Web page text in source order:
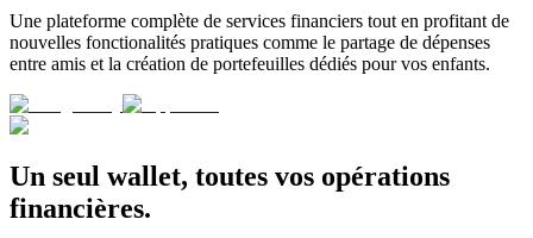
Une plateforme complète de services financiers tout en profitant de
nouvelles fonctionalités pratiques comme le partage de dépenses
entre amis et la création de portefeuilles dédiés pour vos enfants.
Un seul wallet, toutes vos opérations
financières.